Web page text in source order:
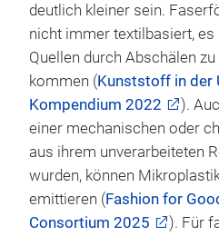
deutlich kleiner sein.
nicht immer textilbasiert, es
Quellen durch Abschälen
kommen (Kunststoff in der
Kompendium 2022
).
einer mechanischen oder
aus ihrem unverarbeiteten
wurden, können
emittieren (Fashion for
Consortium 2025
). Für